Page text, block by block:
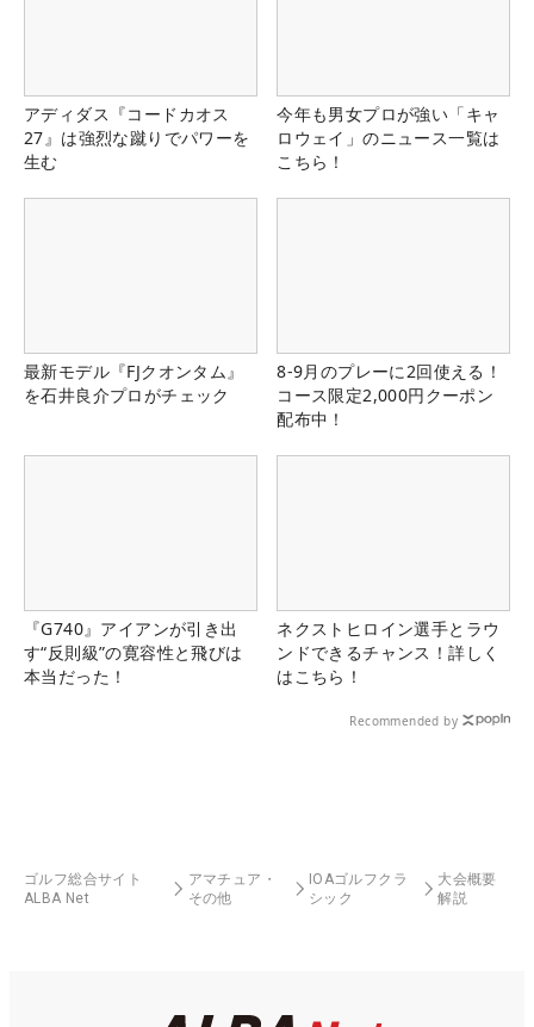
アディダス『コードカオス
27』は強烈な蹴りでパワーを
生む
今年も男女プロが強い「キャ
ロウェイ」のニュース一覧は
こちら！
最新モデル『FJクオンタム』
を石井良介プロがチェック
8-9月のプレーに2回使える！
コース限定2,000円クーポン
配布中！
『G740』アイアンが引き出
す“反則級”の寛容性と飛びは
本当だった！
ネクストヒロイン選手とラウ
ンドできるチャンス！詳しく
はこちら！
Recommended by
ゴルフ総合サイト
ALBA Net
アマチュア・
その他
IOAゴルフクラ
シック
大会概要
解説